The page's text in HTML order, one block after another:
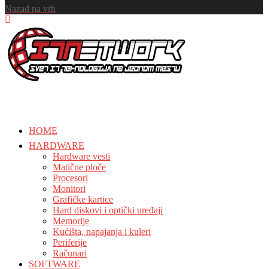
Nazad na vrh
HOME
HARDWARE
Hardware vesti
Matične ploče
Procesori
Monitori
Grafičke kartice
Hard diskovi i optički uređaji
Memorije
Kućišta, napajanja i kuleri
Periferije
Računari
SOFTWARE